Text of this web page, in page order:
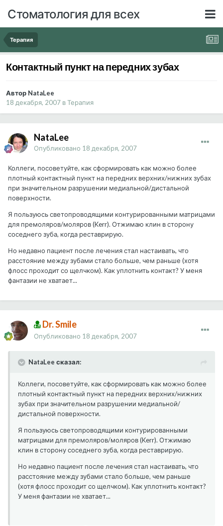
Стоматология для всех
Терапия
Контактный пункт на передних зубах
Автор NataLee
18 декабря, 2007 вТерапия
NataLee
Опубликовано 18 декабря, 2007
Коллеги, посоветуйте, как сформировать как можно более
плотный контактный пункт на передних верхних/нижних зубах
при значительном разрушении медиальной/дистальной
поверхности.
Я пользуюсь светопроводящими контурированными матрицами
для премоляров/моляров (Kerr). Отжимаю клин в сторону
соседнего зуба, когда реставрирую.
Но недавно пациент после лечения стал настаивать, что
расстояние между зубами стало больше, чем раньше (хотя
флосс проходит со щелчком). Как уплотнить контакт? У меня
фантазии не хватает...
Dr. Smile
Опубликовано 18 декабря, 2007
NataLee сказал:
Коллеги, посоветуйте, как сформировать как можно более
плотный контактный пункт на передних верхних/нижних
зубах при значительном разрушении медиальной/
дистальной поверхности.
Я пользуюсь светопроводящими контурированными
матрицами для премоляров/моляров (Kerr). Отжимаю
клин в сторону соседнего зуба, когда реставрирую.
Но недавно пациент после лечения стал настаивать, что
расстояние между зубами стало больше, чем раньше
(хотя флосс проходит со щелчком). Как уплотнить контакт?
У меня фантазии не хватает...